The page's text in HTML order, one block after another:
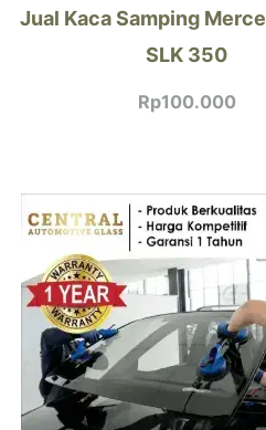
Jual Kaca Samping
SLK 350
Rp100.000